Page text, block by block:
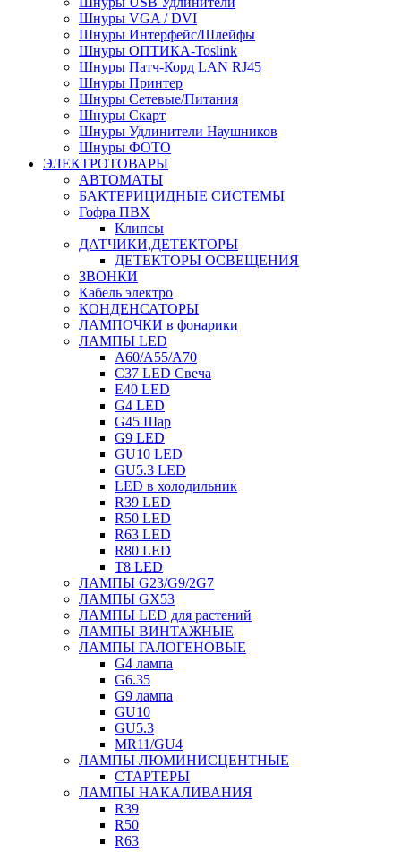
Шнуры VGA / DVI
Шнуры Интерфейс/Шлейфы
Шнуры ОПТИКА-Toslink
Шнуры Патч-Корд LAN RJ45
Шнуры Принтер
Шнуры Сетевые/Питания
Шнуры Скарт
Шнуры Удлинители Наушников
Шнуры ФОТО
ЭЛЕКТРОТОВАРЫ
АВТОМАТЫ
БАКТЕРИЦИДНЫЕ СИСТЕМЫ
Гофра ПВХ
Клипсы
ДАТЧИКИ,ДЕТЕКТОРЫ
ДЕТЕКТОРЫ ОСВЕЩЕНИЯ
ЗВОНКИ
Кабель электро
КОНДЕНСАТОРЫ
ЛАМПОЧКИ в фонарики
ЛАМПЫ LED
A60/A55/A70
C37 LED Свеча
E40 LED
G4 LED
G45 Шар
G9 LED
GU10 LED
GU5.3 LED
LED в холодильник
R39 LED
R50 LED
R63 LED
R80 LED
T8 LED
ЛАМПЫ G23/G9/2G7
ЛАМПЫ GX53
ЛАМПЫ LED для растений
ЛАМПЫ ВИНТАЖНЫЕ
ЛАМПЫ ГАЛОГЕНОВЫЕ
G4 лампа
G6.35
G9 лампа
GU10
GU5.3
MR11/GU4
ЛАМПЫ ЛЮМИНИСЦЕНТНЫЕ
СТАРТЕРЫ
ЛАМПЫ НАКАЛИВАНИЯ
R39
R50
R63